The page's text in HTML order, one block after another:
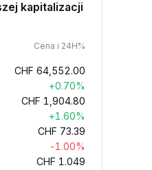
kapitalizacji
Cena i 24H%
CHF 64,552.00
+0.70%
CHF 1,904.80
+1.60%
CHF 73.39
-1.00%
CHF 1.049